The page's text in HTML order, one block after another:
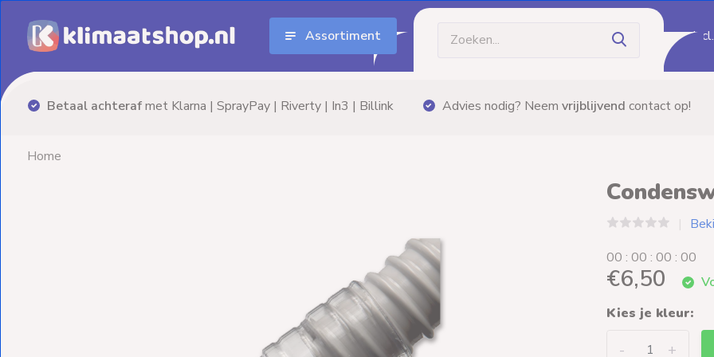
Assortiment Incl.
Advies nodig? Neemvrijblijvendcontact op! Gratis bezorgingvanaf €60,- (m.u.v.
Aanbiedingen
Home
00 :00 :00 :00
€6,50
Kies je kleur:
+
-